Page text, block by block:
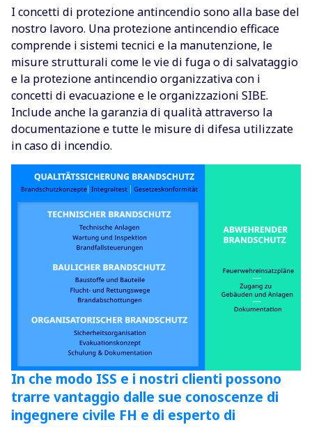
I concetti di protezione antincendio sono alla base del
nostro lavoro. Una protezione antincendio efficace
comprende i sistemi tecnici e la manutenzione, le
misure strutturali come le vie di fuga o di salvataggio
e la protezione antincendio organizzativa con i
concetti di evacuazione e le organizzazioni SIBE.
Include anche la garanzia di qualità attraverso la
documentazione e tutte le misure di difesa utilizzate
in caso di incendio.
In che modo ISS e i nostri clienti possono
trarre vantaggio dalle sue conoscenze di
ingegnere civile FH e di esperto di